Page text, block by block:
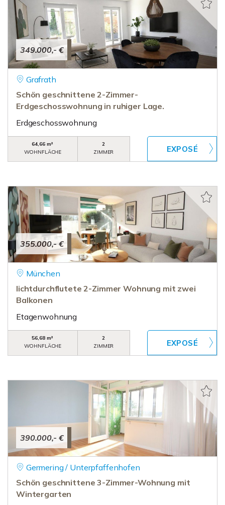
349.000,- €
Grafrath
Schön geschnittene 2-Zimmer-
Erdgeschosswohnung in ruhiger Lage.
Erdgeschosswohnung
64,66 m²
WOHNFLÄCHE
2
ZIMMER
355.000,- €
München
lichtdurchflutete 2-Zimmer Wohnung mit zwei
Balkonen
Etagenwohnung
56,68 m²
WOHNFLÄCHE
2
ZIMMER
390.000,- €
Germering / Unterpfaffenhofen
Schön geschnittene 3-Zimmer-Wohnung mit
Wintergarten